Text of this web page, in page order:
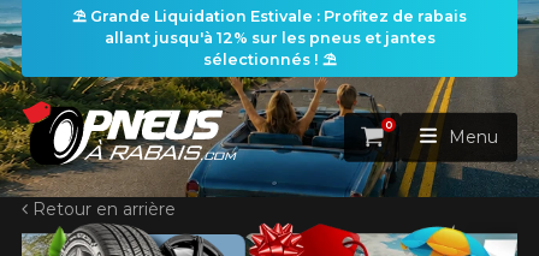
⛱️ Grande Liquidation Estivale : Profitez de rabais
allant jusqu'à 12% sur les pneus et jantes
sélectionnés ! ⛱️
ACCUEIL
Panier
0
Menu
Retour en arrière